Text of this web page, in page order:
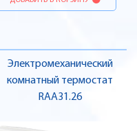
Электромеханический
комнатный термостат
RAA31.26